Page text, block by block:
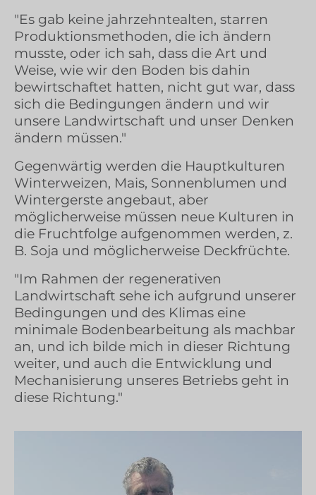
"Es gab keine jahrzehntealten, starren
Produktionsmethoden, die ich ändern
musste, oder ich sah, dass die Art und
Weise, wie wir den Boden bis dahin
bewirtschaftet hatten, nicht gut war, dass
sich die Bedingungen ändern und wir
unsere Landwirtschaft und unser Denken
ändern müssen."
Gegenwärtig werden die Hauptkulturen
Winterweizen, Mais, Sonnenblumen und
Wintergerste angebaut, aber
möglicherweise müssen neue Kulturen in
die Fruchtfolge aufgenommen werden, z.
B. Soja und möglicherweise Deckfrüchte.
"Im Rahmen der regenerativen
Landwirtschaft sehe ich aufgrund unserer
Bedingungen und des Klimas eine
minimale Bodenbearbeitung als machbar
an, und ich bilde mich in dieser Richtung
weiter, und auch die Entwicklung und
Mechanisierung unseres Betriebs geht in
diese Richtung."